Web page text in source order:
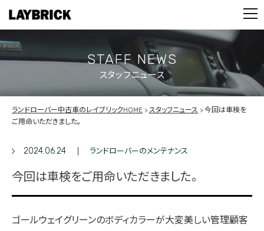
PARTS
CONTACT
PRIVACY POLICY
STAFF NEWS
スタッフニュース
ランドローバー中古車のレイブリックHOME スタッフニュース
今回は車検を
ご用命いただきました。
2024.06.24 ランドローバーのメンテナンス
今回は車検をご用命いただきました。
ゴールウェイグリーンのボディカラーが大変美しい管理顧客